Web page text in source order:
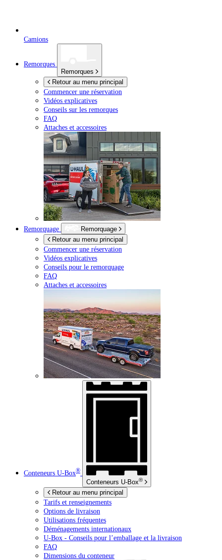
Camions
Remorques
Remorques
Retour au menu principal
Commencer une réservation
Vidéos explicatives
Conseils sur les remorques
FAQ
Attaches et accessoires
Remorquage
Remorquage
Retour au menu principal
Commencer une réservation
Vidéos explicatives
Conseils pour le remorquage
FAQ
Attaches et accessoires
Conteneurs U-Box®
Conteneurs U-Box®
Retour au menu principal
Tarifs et renseignements
Options de livraison
Utilisations fréquentes
Déménagements internationaux
U-Box - Conseils pour l’emballage et la livraison
FAQ
Dimensions du conteneur